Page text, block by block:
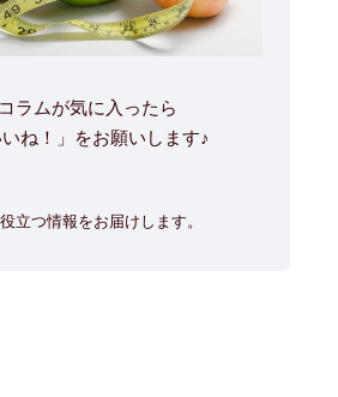
ラムが気に入ったら
ね！」をお願いします♪
立つ情報をお届けします。